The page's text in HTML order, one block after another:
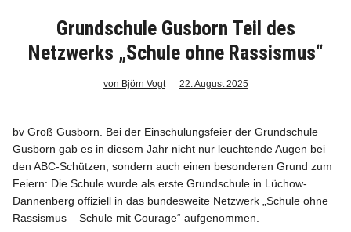
Meine Region Online
Grundschule Gusborn Teil des
Netzwerks „Schule ohne Rassismus“
von Björn Vogt 22. August 2025
bv Groß Gusborn. Bei der Einschulungsfeier der Grundschule
Gusborn gab es in diesem Jahr nicht nur leuchtende Augen bei
den ABC-Schützen, sondern auch einen besonderen Grund zum
Feiern: Die Schule wurde als erste Grundschule in Lüchow-
Dannenberg offiziell in das bundesweite Netzwerk „Schule ohne
Rassismus – Schule mit Courage“ aufgenommen.